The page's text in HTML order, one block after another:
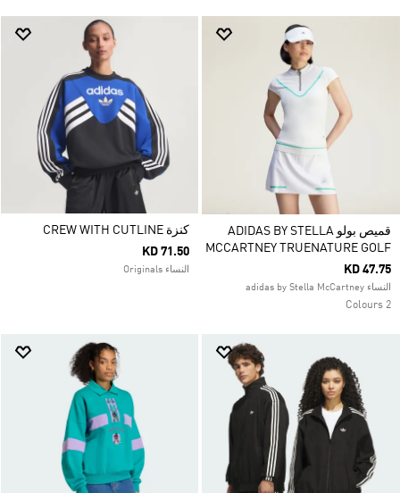
قميص بولو ADIDAS BY STELLA
MCCARTNEY TRUENATURE GOLF
KD 47.75
النساء adidas by Stella McCartney
2 Colours
كنزة CREW WITH CUTLINE
KD 71.50
النساء Originals